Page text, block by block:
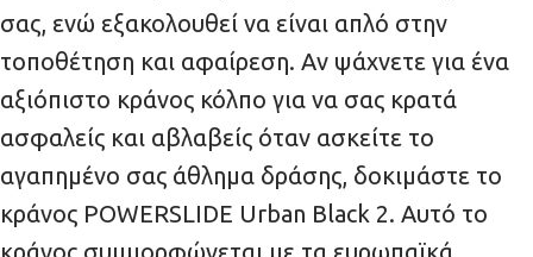
σας, ενώ εξακολουθεί να είναι απλό στην
τοποθέτηση και αφαίρεση. Αν ψάχνετε για ένα
αξιόπιστο κράνος κόλπο για να σας κρατά
ασφαλείς και αβλαβείς όταν ασκείτε το
αγαπημένο σας άθλημα δράσης, δοκιμάστε το
κράνος POWERSLIDE Urban Black 2. Αυτό το
κράνος συμμορφώνεται με τα ευρωπαϊκά